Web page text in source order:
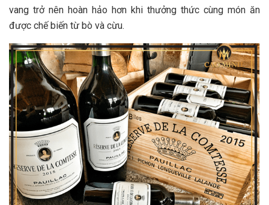
vang trở nên hoàn hảo hơn khi thưởng thức cùng món ăn
được chế biến từ bò và cừu.